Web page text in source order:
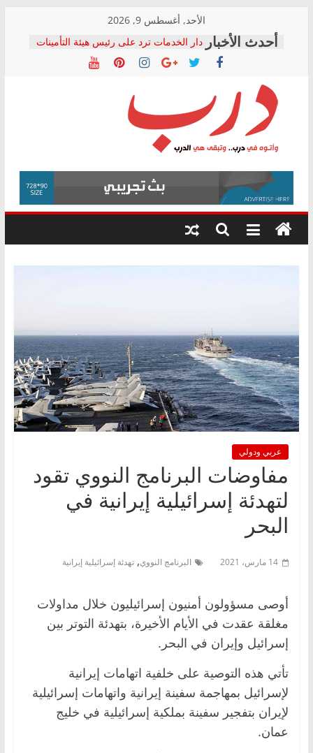
content
الأحد, أغسطس 9, 2026
المجلس القومي لحقوق الإنسان يعلن
متابعة قضية الدكتور محمد زهران.. ويؤكد:
قرينة البراءة وضمانات المحاكمة العادلة
بعد مؤتمره الصحفي: إنكار الأزمة لا ينهي
معاناة أصحاب المعاشات.. ونطالب بكشف
الشركة المنفذة
فرحات سليمان يكتب: القطاع الصحي إلى
أين؟
حزب التحالف الشعبي يطلق لجنة “الحق
في الصحة” بالإسكندرية لرصد الانتهاكات
ودعم المرضى
صور .. اعتماد الرسومات النهائية للقرار
الوزاري لمدينة الصحفيين.. وانتهاء أعمال
إنشاء المبنى الإداري
درب
وأتوه
درب..
وتبقى
هي
عربي ودولي
مفاوضات البرنامج النووي تقود
لتهدئة إسرائيلية إيرانية في
البحر
14 مارس، 2021 البرنامج النووي, تهدئة إسرائيلية إيرانية
أوصى مسؤولون أمنيون إسرائيليون خلال مداولات
مغلقة عقدت في الأيام الأخيرة، بتهدئة التوتر بين
إسرائيل وإيران في البحر.
تأتي هذه التوصية على خلفية اتهامات إيرانية
لإسرائيل بمهاجمة سفينة إيرانية واتهامات إسرائيلية
لإيران بتفجير سفينة بملكية إسرائيلية في خليج
عمان.